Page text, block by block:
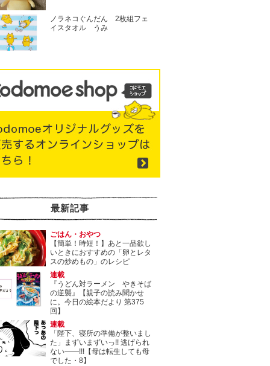
ノラネコぐんだん 2枚組フェ
イスタオル うみ
最新記事
ごはん・おやつ
【簡単！時短！】あと一品欲し
いときにおすすめの「卵とレタ
スの炒めもの」のレシピ
連載
『うどん対ラーメン やきそば
の逆襲』【親子の読み聞かせ
に。今日の絵本だより 第375
回】
連載
「陛下、寝所の準備が整いまし
た」まずいまずいっ!! 逃げられ
ない――!!!【母は転生しても母
でした・8】